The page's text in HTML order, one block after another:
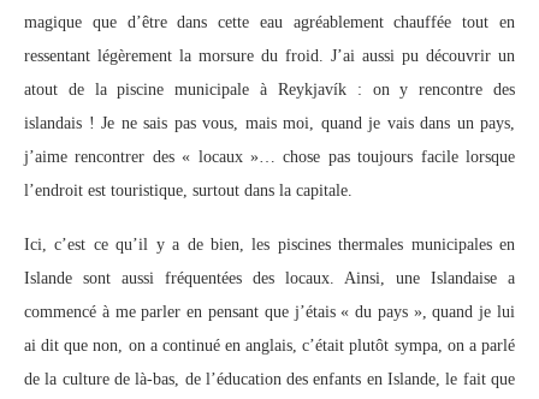
magique que d’être dans cette eau agréablement chauffée tout en
ressentant légèrement la morsure du froid. J’ai aussi pu découvrir un
atout de la piscine municipale à Reykjavík : on y rencontre des
islandais ! Je ne sais pas vous, mais moi, quand je vais dans un pays,
j’aime rencontrer des « locaux »… chose pas toujours facile lorsque
l’endroit est touristique, surtout dans la capitale.
Ici, c’est ce qu’il y a de bien, les piscines thermales municipales en
Islande sont aussi fréquentées des locaux. Ainsi, une Islandaise a
commencé à me parler en pensant que j’étais « du pays », quand je lui
ai dit que non, on a continué en anglais, c’était plutôt sympa, on a parlé
de la culture de là-bas, de l’éducation des enfants en Islande, le fait que